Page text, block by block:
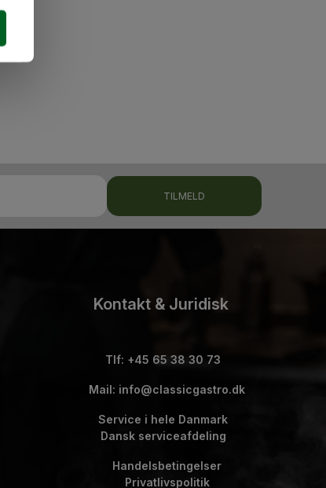
TILMELD
Kontakt & Juridisk
Tlf: +45 65 38 30 73
Mail: info@classicgastro.dk
Service i hele Danmark
Dansk serviceafdeling
Handelsbetingelser
Privatlivspolitik